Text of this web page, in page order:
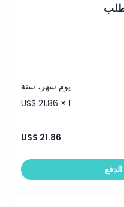
يوم شهر، سنة
US$ 21.86 × 1
US$ 21.86